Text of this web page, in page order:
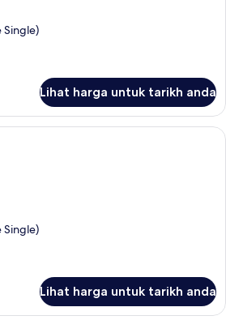
Single)
Lihat harga untuk tarikh anda
Single)
Lihat harga untuk tarikh anda